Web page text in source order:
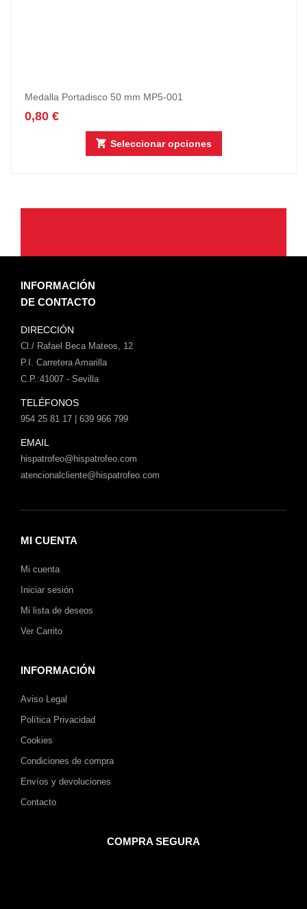
Medalla Portadisco 50 mm MP5-001
0,80 €
Seleccionar opciones
INFORMACIÓN
DE CONTACTO
DIRECCIÓN
Cl./ Rafael Beca Mateos, 12
P.I. Carretera Amarilla
C.P.:41007 - Sevilla
TELÉFONOS
954 25 81 17 | 639 966 799
EMAIL
hispatrofeo@hispatrofeo.com
atencionalcliente@hispatrofeo.com
MI CUENTA
Mi cuenta
Iniciar sesión
Mi lista de deseos
Ver Carrito
INFORMACIÓN
Aviso Legal
Política Privacidad
Cookies
Condiciones de compra
Envíos y devoluciones
Contacto
COMPRA SEGURA